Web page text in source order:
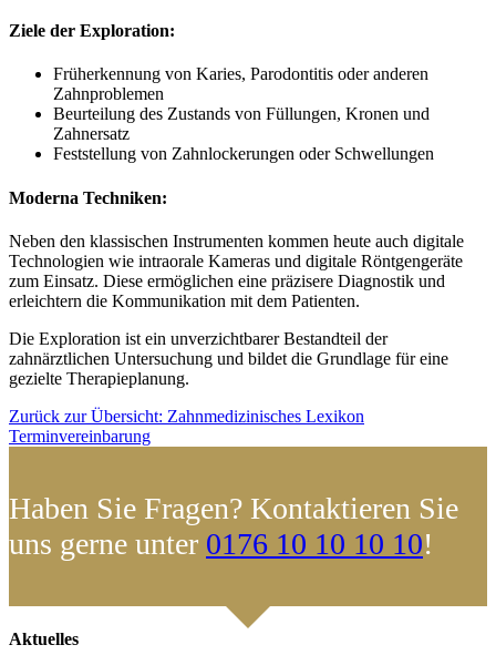
Ziele der Exploration:
Früherkennung von Karies, Parodontitis oder anderen
Zahnproblemen
Beurteilung des Zustands von Füllungen, Kronen und
Zahnersatz
Feststellung von Zahnlockerungen oder Schwellungen
Moderna Techniken:
Neben den klassischen Instrumenten kommen heute auch digitale
Technologien wie intraorale Kameras und digitale Röntgengeräte
zum Einsatz. Diese ermöglichen eine präzisere Diagnostik und
erleichtern die Kommunikation mit dem Patienten.
Die Exploration ist ein unverzichtbarer Bestandteil der
zahnärztlichen Untersuchung und bildet die Grundlage für eine
gezielte Therapieplanung.
Zurück zur Übersicht: Zahnmedizinisches Lexikon
Terminvereinbarung
Haben Sie Fragen? Kontaktieren Sie
uns gerne unter 0176 10 10 10 10!
Aktuelles